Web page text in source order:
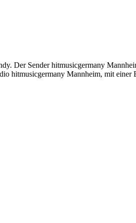
Der Sender hitmusicgermany
hitmusicgermany Mannheim, mit